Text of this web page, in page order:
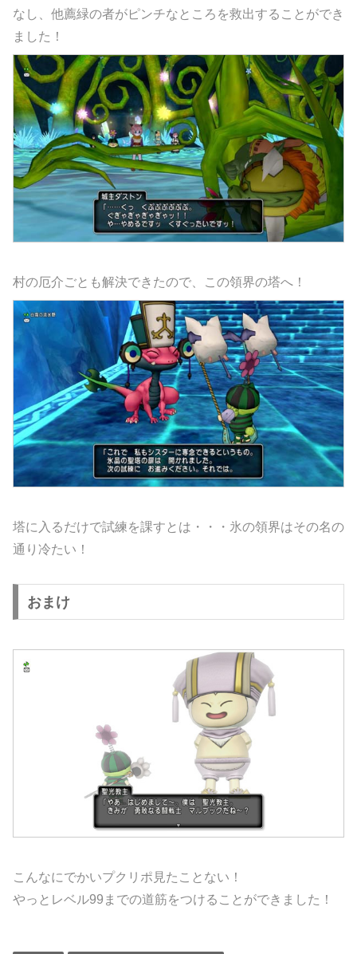
なし、他薦緑の者がピンチなところを救出することができ
ました！
村の厄介ごとも解決できたので、この領界の塔へ！
塔に入るだけで試練を課すとは・・・氷の領界はその名の
通り冷たい！
おまけ
こんなにでかいプクリポ見たことない！
やっとレベル99までの道筋をつけることができました！